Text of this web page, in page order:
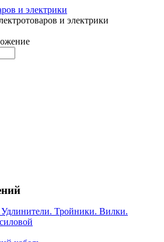
и электрики
Тройники. Вилки.